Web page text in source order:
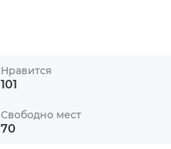
Нравится
101
Свободно мест
70